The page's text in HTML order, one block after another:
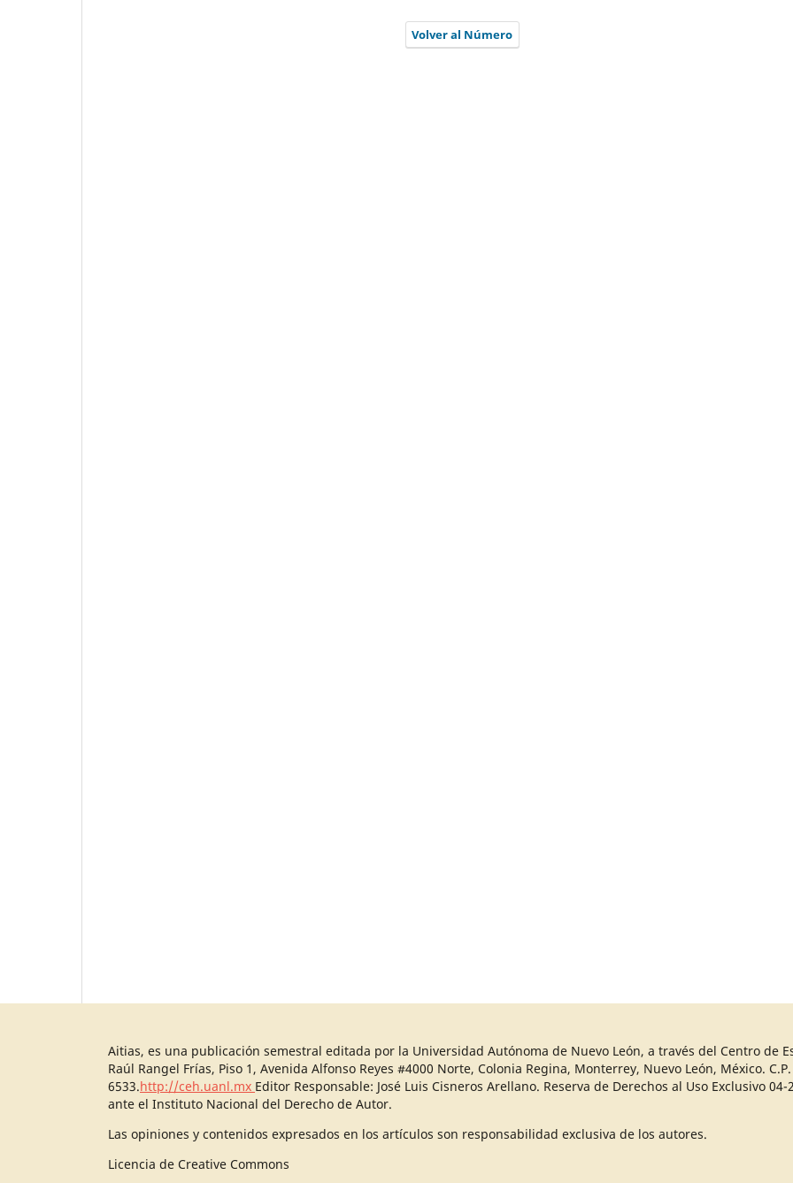
Volver al Número
Aitias, es una publicación semestral editada por la Universidad Autónoma de Nuevo León, a través del Centro de
Raúl Rangel Frías, Piso 1, Avenida Alfonso Reyes #4000 Norte, Colonia Regina, Monterrey, Nuevo León, México.
6533.http://ceh.uanl.mx Editor Responsable: José Luis Cisneros Arellano. Reserva de Derechos al Uso Exclusivo
ante el Instituto Nacional del Derecho de Autor.
Las opiniones y contenidos expresados en los artículos son responsabilidad exclusiva de los autores.
Licencia de Creative Commons